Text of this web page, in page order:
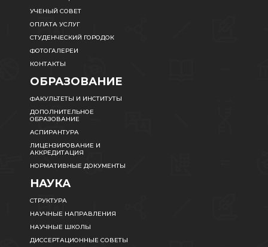
УЧЕНЫЙ СОВЕТ
ОПЛАТА УСЛУГ
СТУДЕНЧЕСКИЙ ГОРОДОК
ФОТОГАЛЕРЕИ
КОНТАКТЫ
ОБРАЗОВАНИЕ
ФАКУЛЬТЕТЫ И ИНСТИТУТЫ
ДОПОЛНИТЕЛЬНОЕ
ОБРАЗОВАНИЕ
АСПИРАНТУРА
ЛИЦЕНЗИРОВАНИЕ И
АККРЕДИТАЦИЯ
НОРМАТИВНЫЕ ДОКУМЕНТЫ
НАУКА
СТРУКТУРА
НАУЧНЫЕ НАПРАВЛЕНИЯ
НАУЧНЫЕ ШКОЛЫ
ДИССЕРТАЦИОННЫЕ СОВЕТЫ